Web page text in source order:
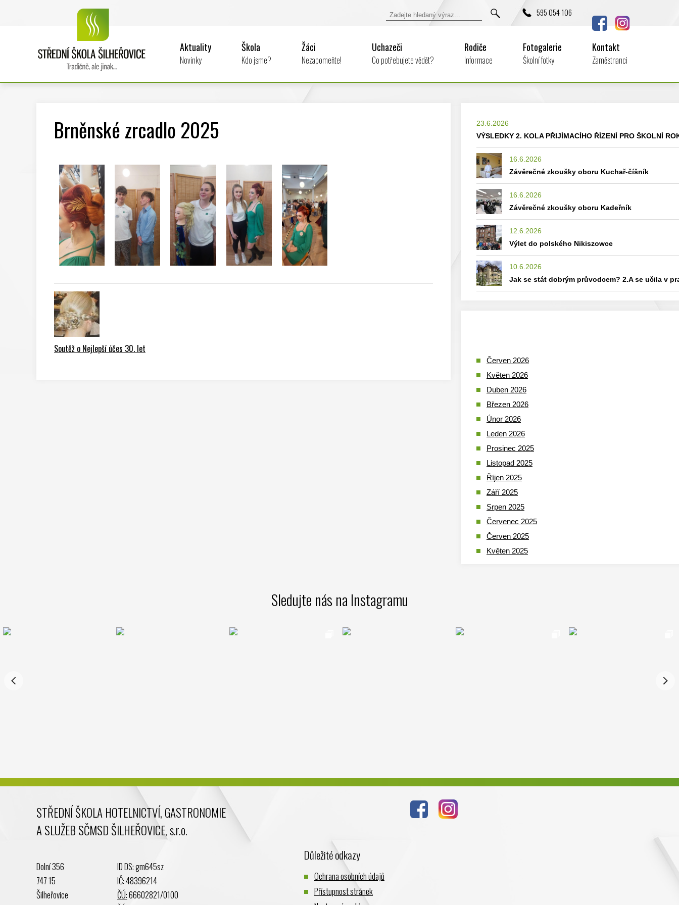
595 054 106
Aktuality
Novinky
Škola
Kdo jsme?
Žáci
Nezapomeňte!
Uchazeči
Co potřebujete vědět?
Rodiče
Informace
Fotogalerie
Školní fotky
Kontakt
Zaměstnanci
Brněnské zrcadlo 2025
Soutěž o Nejlepší účes 30. let
23.6.2026
VÝSLEDKY 2. KOLA PŘIJÍMACÍHO ŘÍZENÍ PRO ŠKOLNÍ
16.6.2026
Závěrečné zkoušky oboru Kuchař-číšník
16.6.2026
Závěrečné zkoušky oboru Kadeřník
12.6.2026
Výlet do polského Nikiszowce
10.6.2026
Jak se stát dobrým průvodcem? 2.A se učila v
Červen 2026
Květen 2026
Duben 2026
Březen 2026
Únor 2026
Leden 2026
Prosinec 2025
Listopad 2025
Říjen 2025
Září 2025
Srpen 2025
Červenec 2025
Červen 2025
Květen 2025
Prosinec 2023
Sledujte nás na Instagramu
STŘEDNÍ ŠKOLA HOTELNICTVÍ, GASTRONOMIE
A SLUŽEB SČMSD ŠILHEŘOVICE, s.r.o.
Dolní 356
747 15
Šilheřovice
ID DS: gm645sz
IČ: 48396214
ČÚ:66602821/0100
Důležité odkazy
Ochrana osobních údajů
Přístupnost stránek